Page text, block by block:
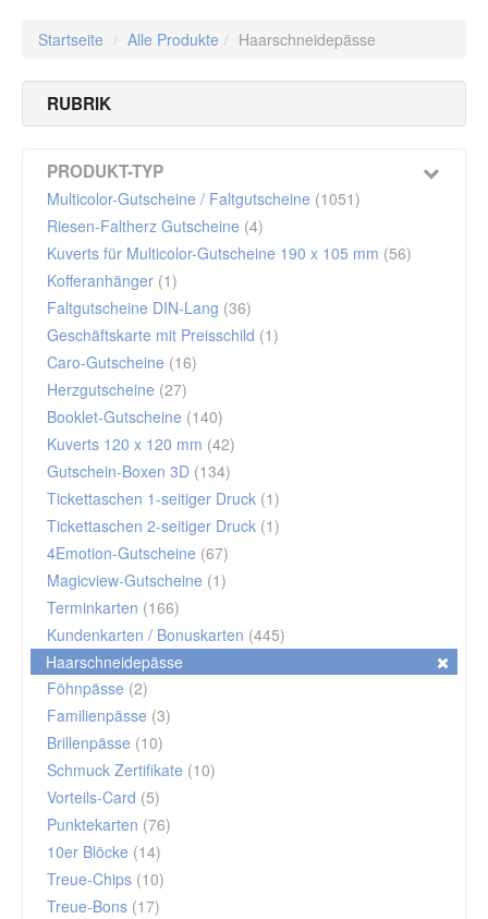
Startseite / Alle Produkte / Haarschneidepässe
RUBRIK
Friseur & Friseursalon(10)
PRODUKT-TYP
Multicolor-Gutscheine / Faltgutscheine (1051)
Riesen-Faltherz Gutscheine (4)
Kuverts für Multicolor-Gutscheine 190 x 105 mm (56)
Kofferanhänger (1)
Faltgutscheine DIN-Lang (36)
Geschäftskarte mit Preisschild (1)
Caro-Gutscheine (16)
Herzgutscheine (27)
Booklet-Gutscheine (140)
Kuverts 120 x 120 mm (42)
Gutschein-Boxen 3D (134)
Tickettaschen 1-seitiger Druck (1)
Tickettaschen 2-seitiger Druck (1)
4Emotion-Gutscheine (67)
Magicview-Gutscheine (1)
Terminkarten (166)
Kundenkarten / Bonuskarten (445)
Haarschneidepässe
Föhnpässe (2)
Familienpässe (3)
Brillenpässe (10)
Schmuck Zertifikate (10)
Vorteils-Card (5)
Punktekarten (76)
10er Blöcke (14)
Treue-Chips (10)
Treue-Bons (17)